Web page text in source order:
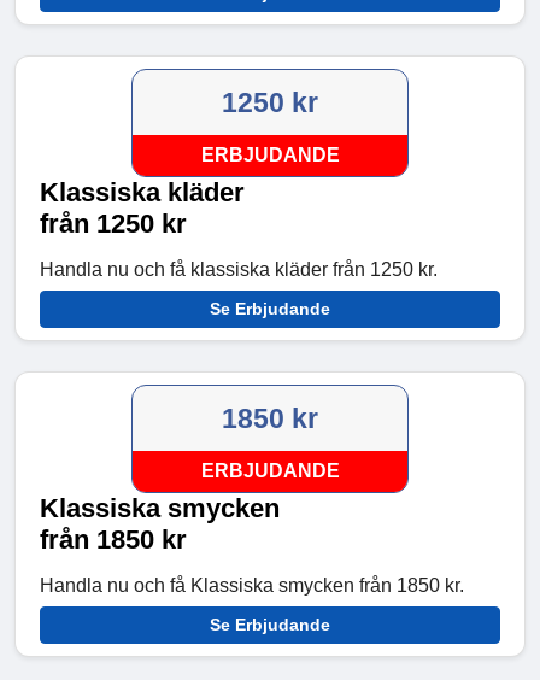
1250 kr
ERBJUDANDE
Klassiska kläder
från 1250 kr
Handla nu och få klassiska kläder från 1250 kr.
Se Erbjudande
1850 kr
ERBJUDANDE
Klassiska smycken
från 1850 kr
Handla nu och få Klassiska smycken från 1850 kr.
Se Erbjudande